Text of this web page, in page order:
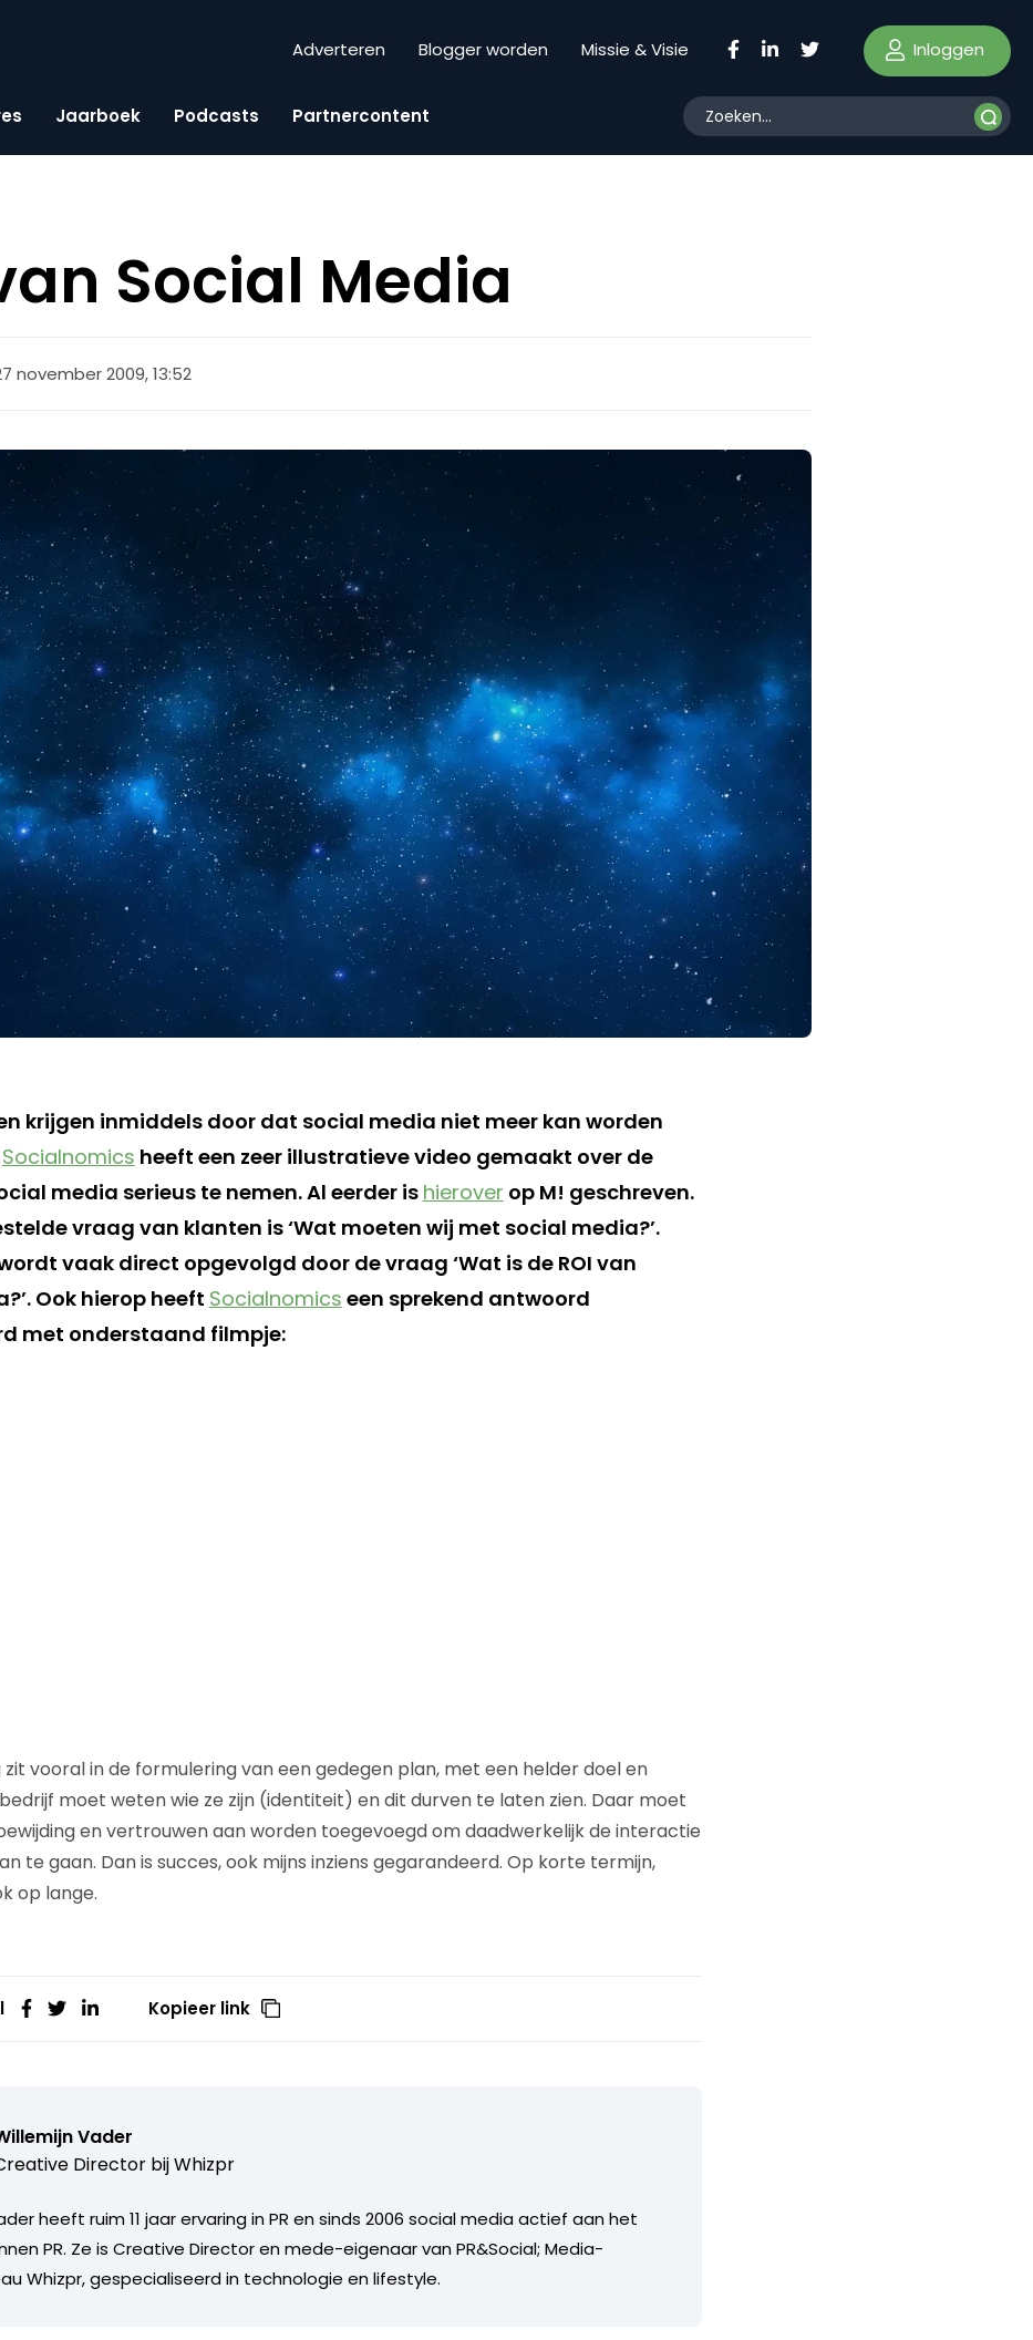
Adverteren Blogger worden Missie & Visie Inloggen
Jaarboek Podcasts Partnercontent
Social Media
november 2009, 13:52
krijgen inmiddels door dat social media niet meer kan worden
Socialnomics heeft een zeer illustratieve video gemaakt over de
media serieus te nemen. Al eerder is hierover op M! geschreven.
vraag van klanten is ‘Wat moeten wij met social media?’.
vaak direct opgevolgd door de vraag ‘Wat is de ROI van
Ook hierop heeft Socialnomics een sprekend antwoord
met onderstaand filmpje:
zit vooral in de formulering van een gedegen plan, met een helder doel en
moet weten wie ze zijn (identiteit) en dit durven te laten zien. Daar moet
en vertrouwen aan worden toegevoegd om daadwerkelijk de interactie
te gaan. Dan is succes, ook mijns inziens gegarandeerd. Op korte termijn,
op lange.
Kopieer link
Vader
Director bijWhizpr
heeft ruim 11 jaar ervaring in PR en sinds 2006 social media actief aan het
PR. Ze is Creative Director en mede-eigenaar van PR&Social; Media-
Whizpr, gespecialiseerd in technologie en lifestyle.